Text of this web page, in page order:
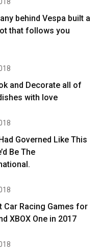
behind Vespa built a
that follows you
and Decorate all of
with love
Governed Like This
Be The
Car Racing Games for
XBOX One in 2017